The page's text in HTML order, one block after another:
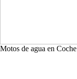
Motos de agua en Coche